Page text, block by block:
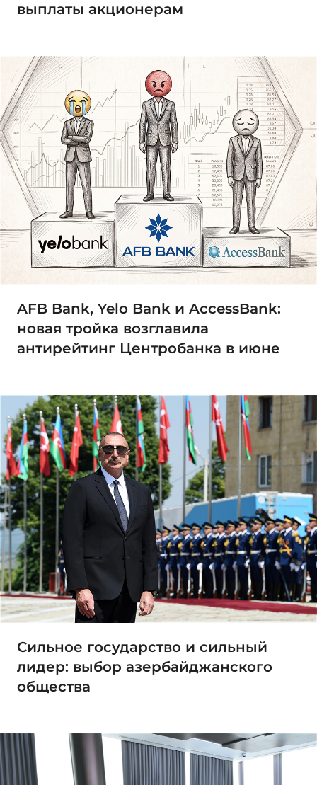
выплаты акционерам
AFB Bank, Yelo Bank и AccessBank:
новая тройка возглавила
антирейтинг Центробанка в июне
Сильное государство и сильный
лидер: выбор азербайджанского
общества